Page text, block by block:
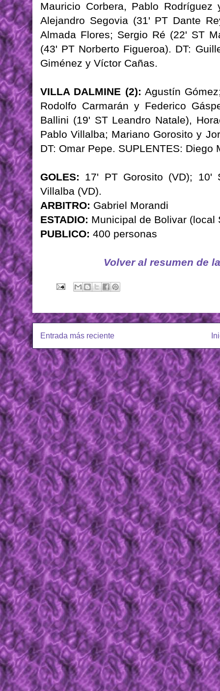
Mauricio Corbera, Pablo
Alejandro Segovia (31' PT Dante
Almada Flores; Sergio Ré (22' ST
(43' PT Norberto Figueroa). DT:
Giménez y Víctor Cañas.
VILLA DALMINE (2): Agustín
Rodolfo Carmarán y Federico
Ballini (19' ST Leandro Natale),
Pablo Villalba; Mariano Gorosito y
DT: Omar Pepe. SUPLENTES:
GOLES: 17' PT Gorosito (VD); 10'
Villalba (VD).
ARBITRO: Gabriel Morandi
ESTADIO: Municipal de Bolivar (local
PUBLICO: 400 personas
Volver al resumen de
Entrada más reciente